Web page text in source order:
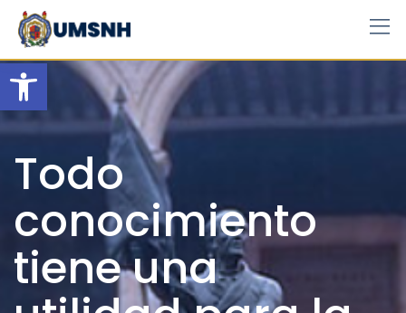
Open toolbar
Skip
content
Todo
conocimiento
tiene una